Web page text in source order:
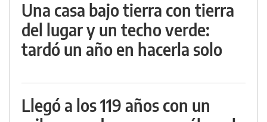
Una casa bajo tierra con tierra
del lugar y un techo verde:
tardó un año en hacerla solo
Llegó a los 119 años con un